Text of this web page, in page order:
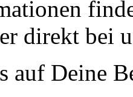
direkt bei
auf Deine